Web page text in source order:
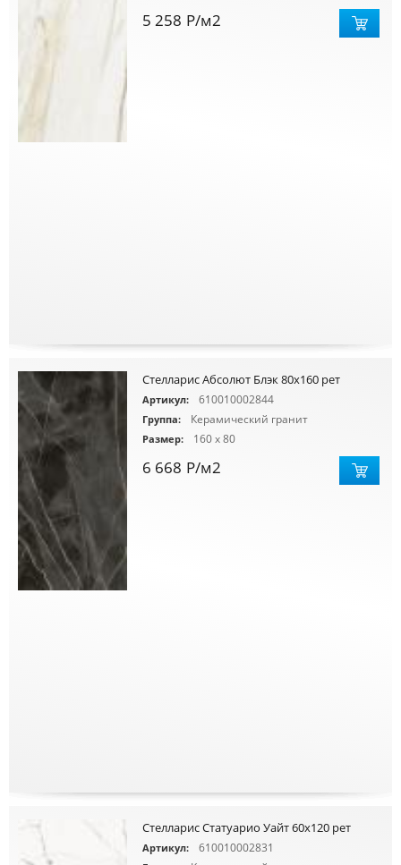
5 258 Р/м2
Стелларис Абсолют Блэк 80х160 рет
Артикул: 610010002844
Группа: Керамический гранит
Размер: 160 x 80
6 668 Р/м2
Стелларис Статуарио Уайт 60х120 рет
Артикул: 610010002831